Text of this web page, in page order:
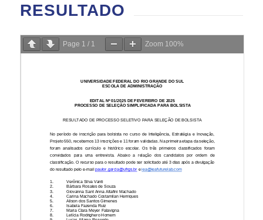
RESULTADO
Page 1 / 1 Zoom 100%